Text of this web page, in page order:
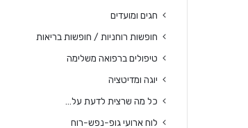
חגים ומועדים
חופשות רוחניות / חופשות בריאות
טיפולים ברפואה משלימה
יוגה ומדיטציה
כל מה שרצית לדעת על…
לוח ארועי גופ-נפש-רוח